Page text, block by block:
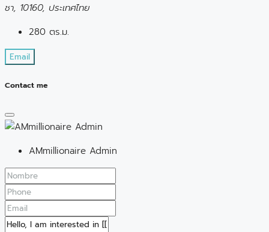
ชา, 10160, ประเทศไทย
280 ตร.ม.
Email
Contact me
AMmillionaire Admin